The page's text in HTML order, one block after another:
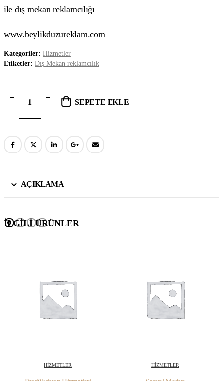
ile dış mekan reklamcılığı
www.beylikduzureklam.com
Kategoriler: Hizmetler
Etiketler: Dış Mekan reklamcılık
SEPETE EKLE
AÇIKLAMA
İLGILI ÜRÜNLER
HIZMETLER HIZMETLER